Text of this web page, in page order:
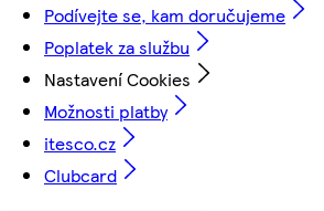
Podívejte se, kam doručujeme
Poplatek za službu
Nastavení Cookies
Možnosti platby
itesco.cz
Clubcard